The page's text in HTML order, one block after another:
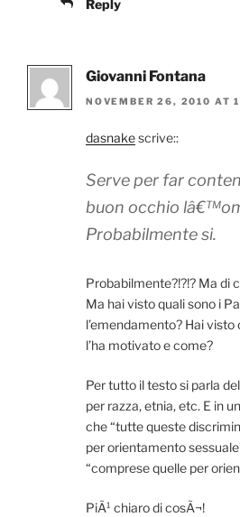
Reply
Giovanni Fontana
NOVEMBER 26, 2010 AT
dasnakescrive::
Serve per far
buon occhio
Probabilmente si.
Probabilmente?!?!? Ma di
Ma hai visto quali sono i
l’emendamento? Hai visto
l’ha motivato e come?
Per tutto il testo si parla
per razza, etnia, etc. E in
che “tutte queste
per orientamento
“comprese quelle per
PiÃ¹ chiaro di cosÃ¬!